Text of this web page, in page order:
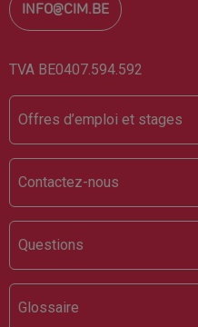
INFO@CIM.BE
TVA BE0407.594.592
Footer
Offres d’emploi et stages
Contactez-nous
Questions
Glossaire